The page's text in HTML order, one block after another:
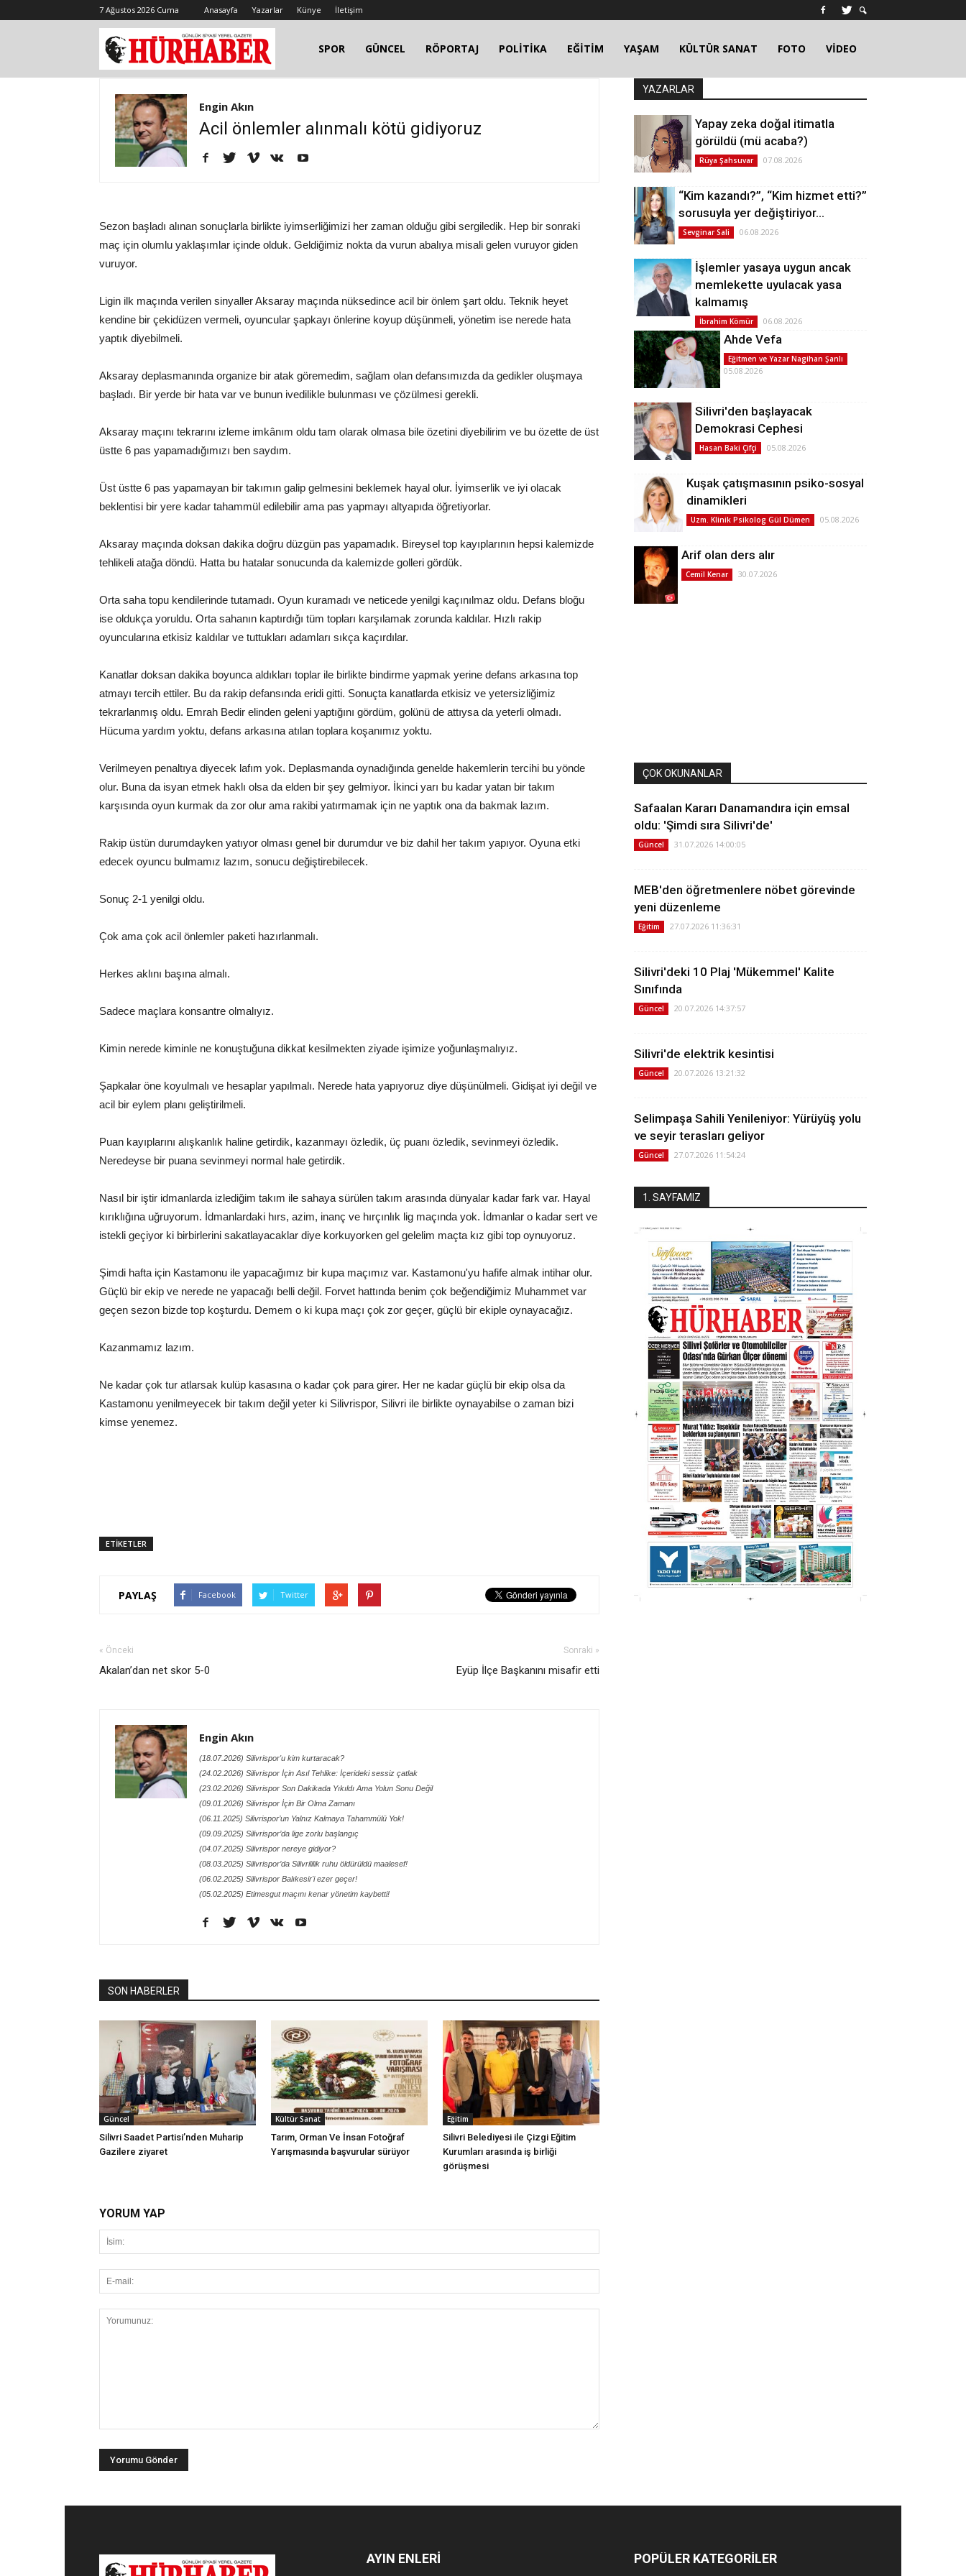
7 Ağustos 2026 Cuma Anasayfa Yazarlar Künye İletişim
SPOR GÜNCEL RÖPORTAJ POLİTİKA EĞİTİM YAŞAM KÜLTÜR SANAT FOTO VİDEO
Engin Akın
Acil önlemler alınmalı kötü gidiyoruz
Sezon başladı alınan sonuçlarla birlikte iyimserliğimizi her zaman olduğu gibi sergiledik. Hep bir sonraki
maç için olumlu yaklaşımlar içinde olduk. Geldiğimiz nokta da vurun abalıya misali gelen vuruyor giden
vuruyor.
Ligin ilk maçında verilen sinyaller Aksaray maçında nüksedince acil bir önlem şart oldu. Teknik heyet
kendine bir çekidüzen vermeli, oyuncular şapkayı önlerine koyup düşünmeli, yönetim ise nerede hata
yaptık diyebilmeli.
Aksaray deplasmanında organize bir atak göremedim, sağlam olan defansımızda da gedikler oluşmaya
başladı. Bir yerde bir hata var ve bunun ivedilikle bulunması ve çözülmesi gerekli.
Aksaray maçını tekrarını izleme imkânım oldu tam olarak olmasa bile özetini diyebilirim ve bu özette de üst
üstte 6 pas yapamadığımızı ben saydım.
Üst üstte 6 pas yapamayan bir takımın galip gelmesini beklemek hayal olur. İyimserlik ve iyi olacak
beklentisi bir yere kadar tahammül edilebilir ama pas yapmayı altyapıda öğretiyorlar.
Aksaray maçında doksan dakika doğru düzgün pas yapamadık. Bireysel top kayıplarının hepsi kalemizde
tehlikeli atağa döndü. Hatta bu hatalar sonucunda da kalemizde golleri gördük.
Orta saha topu kendilerinde tutamadı. Oyun kuramadı ve neticede yenilgi kaçınılmaz oldu. Defans bloğu
ise oldukça yoruldu. Orta sahanın kaptırdığı tüm topları karşılamak zorunda kaldılar. Hızlı rakip
oyuncularına etkisiz kaldılar ve tuttukları adamları sıkça kaçırdılar.
Kanatlar doksan dakika boyunca aldıkları toplar ile birlikte bindirme yapmak yerine defans arkasına top
atmayı tercih ettiler. Bu da rakip defansında eridi gitti. Sonuçta kanatlarda etkisiz ve yetersizliğimiz
tekrarlanmış oldu. Emrah Bedir elinden geleni yaptığını gördüm, golünü de attıysa da yeterli olmadı.
Hücuma yardım yoktu, defans arkasına atılan toplara koşanımız yoktu.
Verilmeyen penaltıya diyecek lafım yok. Deplasmanda oynadığında genelde hakemlerin tercihi bu yönde
olur. Buna da isyan etmek haklı olsa da elden bir şey gelmiyor. İkinci yarı bu kadar yatan bir takım
karşısında oyun kurmak da zor olur ama rakibi yatırmamak için ne yaptık ona da bakmak lazım.
Rakip üstün durumdayken yatıyor olması genel bir durumdur ve biz dahil her takım yapıyor. Oyuna etki
edecek oyuncu bulmamız lazım, sonucu değiştirebilecek.
Sonuç 2-1 yenilgi oldu.
Çok ama çok acil önlemler paketi hazırlanmalı.
Herkes aklını başına almalı.
Sadece maçlara konsantre olmalıyız.
Kimin nerede kiminle ne konuştuğuna dikkat kesilmekten ziyade işimize yoğunlaşmalıyız.
Şapkalar öne koyulmalı ve hesaplar yapılmalı. Nerede hata yapıyoruz diye düşünülmeli. Gidişat iyi değil ve
acil bir eylem planı geliştirilmeli.
Puan kayıplarını alışkanlık haline getirdik, kazanmayı özledik, üç puanı özledik, sevinmeyi özledik.
Neredeyse bir puana sevinmeyi normal hale getirdik.
Nasıl bir iştir idmanlarda izlediğim takım ile sahaya sürülen takım arasında dünyalar kadar fark var. Hayal
kırıklığına uğruyorum. İdmanlardaki hırs, azim, inanç ve hırçınlık lig maçında yok. İdmanlar o kadar sert ve
istekli geçiyor ki birbirlerini sakatlayacaklar diye korkuyorken gel gelelim maçta kız gibi top oynuyoruz.
Şimdi hafta için Kastamonu ile yapacağımız bir kupa maçımız var. Kastamonu'yu hafife almak intihar olur.
Güçlü bir ekip ve nerede ne yapacağı belli değil. Forvet hattında benim çok beğendiğimiz Muhammet var
geçen sezon bizde top koşturdu. Demem o ki kupa maçı çok zor geçer, güçlü bir ekiple oynayacağız.
Kazanmamız lazım.
Ne kadar çok tur atlarsak kulüp kasasına o kadar çok para girer. Her ne kadar güçlü bir ekip olsa da
Kastamonu yenilmeyecek bir takım değil yeter ki Silivrispor, Silivri ile birlikte oynayabilse o zaman bizi
kimse yenemez.
ETİKETLER
PAYLAŞ Facebook Twitter
« Önceki
Akalan’dan net skor 5-0
Sonraki »
Eyüp İlçe Başkanını misafir etti
Engin Akın
(18.07.2026) Silivrispor'u kim kurtaracak?
(24.02.2026) Silivrispor İçin Asıl Tehlike: İçerideki sessiz çatlak
(23.02.2026) Silivrispor Son Dakikada Yıkıldı Ama Yolun Sonu Değil
(09.01.2026) Silivrispor İçin Bir Olma Zamanı
(06.11.2025) Silivrispor’un Yalnız Kalmaya Tahammülü Yok!
(09.09.2025) Silivrispor’da lige zorlu başlangıç
(04.07.2025) Silivrispor nereye gidiyor?
(08.03.2025) Silivrispor’da Silivrililik ruhu öldürüldü maalesef!
(06.02.2025) Silivrispor Balıkesir'i ezer geçer!
(05.02.2025) Etimesgut maçını kenar yönetim kaybetti!
SON HABERLER
Güncel
Silivri Saadet Partisi’nden Muharip
Gazilere ziyaret
Kültür Sanat
Tarım, Orman Ve İnsan Fotoğraf
Yarışmasında başvurular sürüyor
Eğitim
Silivri Belediyesi ile Çizgi Eğitim
Kurumları arasında iş birliği
görüşmesi
YORUM YAP
YAZARLAR
Yapay zeka doğal itimatla
görüldü (mü acaba?)
Rüya Şahsuvar 07.08.2026
“Kim kazandı?”, “Kim hizmet etti?”
sorusuyla yer değiştiriyor…
Sevginar Sali 06.08.2026
İşlemler yasaya uygun ancak
memlekette uyulacak yasa
kalmamış
İbrahim Kömür 06.08.2026
Ahde Vefa
Eğitmen ve Yazar Nagihan Şanlı
05.08.2026
Silivri'den başlayacak
Demokrasi Cephesi
Hasan Baki Çifçi 05.08.2026
Kuşak çatışmasının psiko-sosyal
dinamikleri
Uzm. Klinik Psikolog Gül Dümen 05.08.2026
Arif olan ders alır
Cemil Kenar 30.07.2026
ÇOK OKUNANLAR
Safaalan Kararı Danamandıra için emsal
oldu: 'Şimdi sıra Silivri'de'
Güncel 31.07.2026 14:00:05
MEB'den öğretmenlere nöbet görevinde
yeni düzenleme
Eğitim 27.07.2026 11:36:31
Silivri'deki 10 Plaj 'Mükemmel' Kalite
Sınıfında
Güncel 20.07.2026 14:37:57
Silivri'de elektrik kesintisi
Güncel 20.07.2026 13:21:32
Selimpaşa Sahili Yenileniyor: Yürüyüş yolu
ve seyir terasları geliyor
Güncel 27.07.2026 11:54:24
1. SAYFAMIZ
AYIN ENLERİ POPÜLER KATEGORİLER